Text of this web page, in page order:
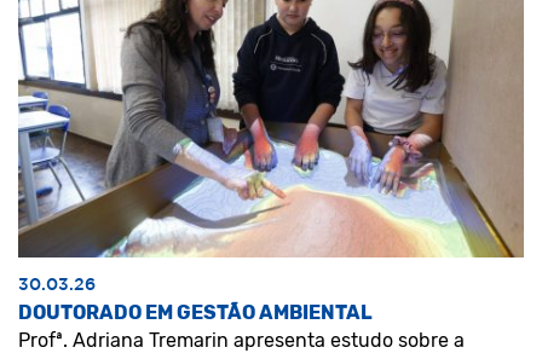
30.03.26
DOUTORADO EM GESTÃO AMBIENTAL
Profª. Adriana Tremarin apresenta estudo sobre a